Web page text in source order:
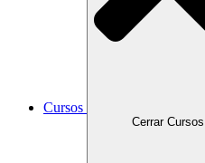
Cursos
Cerrar Cursos